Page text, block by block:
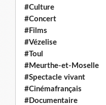
#Culture
#Concert
#Films
#Vézelise
#Toul
#Meurthe-et-Moselle
#Spectacle vivant
#Cinémafrançais
#Documentaire